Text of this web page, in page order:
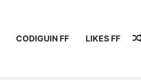
CODIGUIN FF LIKES FF